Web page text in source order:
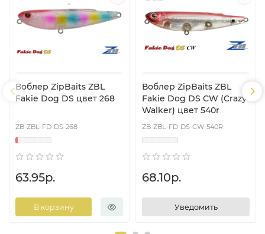
Воблер ZipBaits ZBL
Fakie Dog DS цвет 268
ZB-ZBL-FD-DS-268
63.95р.
В корзину
Воблер ZipBaits ZBL
Fakie Dog DS CW (Crazy
Walker) цвет 540r
ZB-ZBL-FD-DS-CW-540R
68.10р.
Уведомить